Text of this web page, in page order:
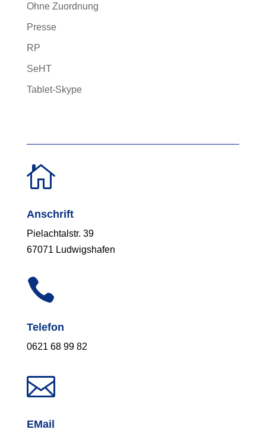
Ohne Zuordnung
Presse
RP
SeHT
Tablet-Skype

Anschrift
Pielachtalstr. 39
67071 Ludwigshafen

Telefon
0621 68 99 82

EMail